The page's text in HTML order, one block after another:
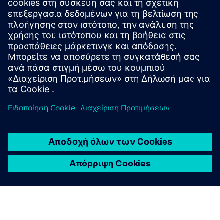
βοηθούν τον οργανισμό σας να κλιμακώσει τη μάθηση, να
αναπτύξει δεξιότητες γρηγορότερα και να επιταχύνει την
υιοθέτηση λογισμικού.